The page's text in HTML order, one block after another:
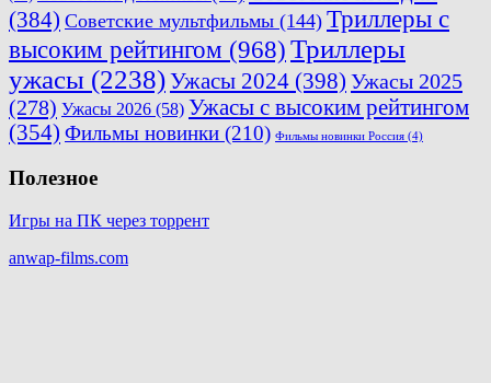
(384) Советские мультфильмы (144) Триллеры с
высоким рейтингом (968) Триллеры
ужасы (2238)Ужасы 2024 (398) Ужасы 2025
(278) Ужасы 2026 (58) Ужасы с высоким рейтингом
(354) Фильмы новинки (210) Фильмы новинки Россия (4)
Полезное
Игры на ПК через торрент
anwap-films.com